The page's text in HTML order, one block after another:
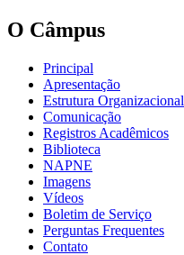
O Câmpus
Principal
Apresentação
Estrutura Organizacional
Comunicação
Registros Acadêmicos
Biblioteca
NAPNE
Imagens
Vídeos
Boletim de Serviço
Perguntas Frequentes
Contato